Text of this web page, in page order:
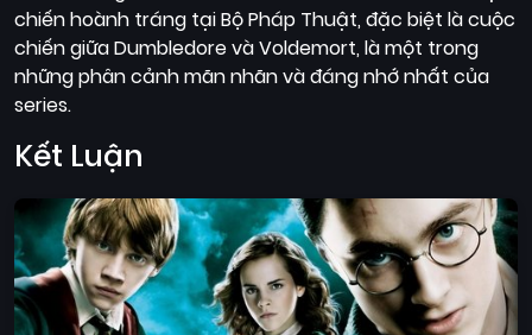
chiến hoành tráng tại Bộ Pháp Thuật, đặc biệt là cuộc
chiến giữa Dumbledore và Voldemort, là một trong
những phân cảnh mãn nhãn và đáng nhớ nhất của
series.
Kết Luận